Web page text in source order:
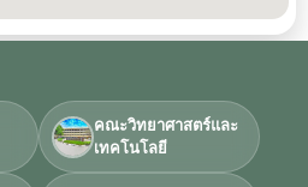
คณะวิทยาศาสตร์และ
เทคโนโลยี